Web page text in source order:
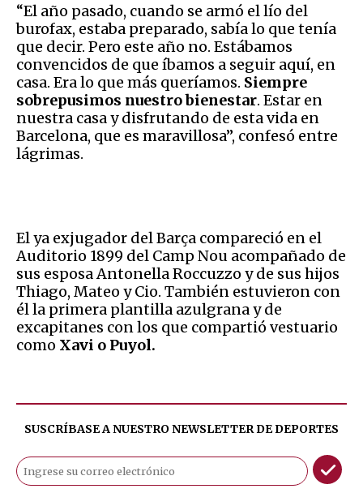
“El año pasado, cuando se armó el lío del
burofax, estaba preparado, sabía lo que tenía
que decir. Pero este año no. Estábamos
convencidos de que íbamos a seguir aquí, en
casa. Era lo que más queríamos. Siempre
sobrepusimos nuestro bienestar. Estar en
nuestra casa y disfrutando de esta vida en
Barcelona, que es maravillosa”, confesó entre
lágrimas.
El ya exjugador del Barça compareció en el
Auditorio 1899 del Camp Nou acompañado de
sus esposa Antonella Roccuzzo y de sus hijos
Thiago, Mateo y Cio. También estuvieron con
él la primera plantilla azulgrana y de
excapitanes con los que compartió vestuario
como Xavi o Puyol.
SUSCRÍBASE A NUESTRO NEWSLETTER DEDEPORTES